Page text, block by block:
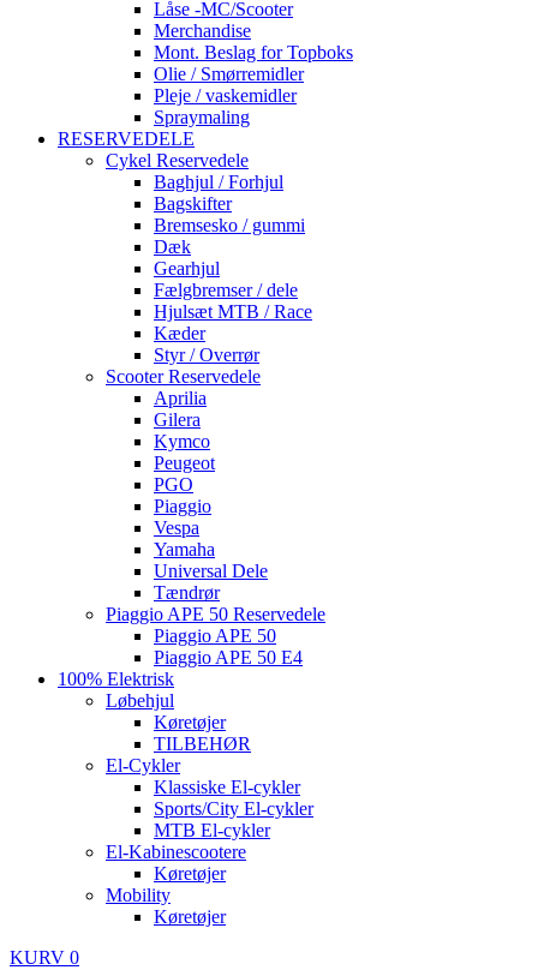
Låse -MC/Scooter
Merchandise
Mont. Beslag for Topboks
Olie / Smørremidler
Pleje / vaskemidler
Spraymaling
RESERVEDELE
Cykel Reservedele
Baghjul / Forhjul
Bagskifter
Bremsesko / gummi
Dæk
Gearhjul
Fælgbremser / dele
Hjulsæt MTB / Race
Kæder
Styr / Overrør
Scooter Reservedele
Aprilia
Gilera
Kymco
Peugeot
PGO
Piaggio
Vespa
Yamaha
Universal Dele
Tændrør
Piaggio APE 50 Reservedele
Piaggio APE 50
Piaggio APE 50 E4
100% Elektrisk
Løbehjul
Køretøjer
TILBEHØR
El-Cykler
Klassiske El-cykler
Sports/City El-cykler
MTB El-cykler
El-Kabinescootere
Køretøjer
Mobility
Køretøjer
KURV 0